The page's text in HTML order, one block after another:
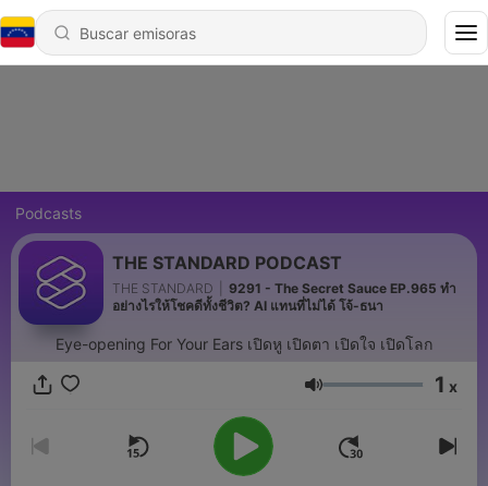
Podcasts
THE STANDARD PODCAST
THE STANDARD
9291 - The Secret Sauce EP.965 ทำ
อย่างไรให้โชคดีทั้งชีวิต? AI แทนที่ไม่ได้ โจ้-ธนา
Eye-opening For Your Ears เปิดหู เปิดตา เปิดใจ เปิดโลก
Volumen 1 x